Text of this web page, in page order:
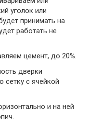
уголок или
принимать на
работать не
цемент, до 20%.
дверки
сетку с ячейкой
и на ней